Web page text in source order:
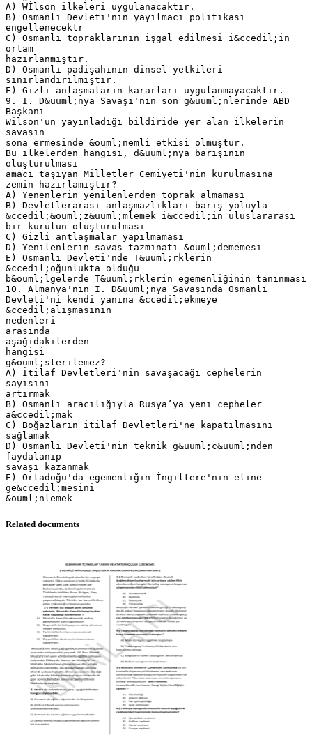
A) Wİlson ilkeleri uygulanacaktır.
B) Osmanlı Devleti'nin yayılmacı politikası
engellenecektr
C) Osmanlı topraklarının işgal edilmesi i&ccedil;in
ortam
hazırlanmıştır.
D) Osmanlı padişahının dinsel yetkileri
sınırlandırılmıştır.
E) Gizli anlaşmaların kararları uygulanmayacaktır.
9. I. D&uuml;nya Savaşı'nın son g&uuml;nlerinde ABD
Başkanı
Wilson'un yayınladığı bildiride yer alan ilkelerin
savaşın
sona ermesinde &ouml;nemli etkisi olmuştur.
Bu ilkelerden hangisi, d&uuml;nya barışının
oluşturulması
amacı taşıyan Milletler Cemiyeti'nin kurulmasına
zemin hazırlamıştır?
A) Yenenlerin yenilenlerden toprak almaması
B) Devletlerarası anlaşmazlıkları barış yoluyla
&ccedil;&ouml;z&uuml;mlemek i&ccedil;in uluslararası
bir kurulun oluşturulması
C) Gizli antlaşmalar yapılmaması
D) Yenilenlerin savaş tazminatı &ouml;dememesi
E) Osmanlı Devleti'nde T&uuml;rklerin
&ccedil;oğunlukta olduğu
b&ouml;lgelerde T&uuml;rklerin egemenliğinin tanınması
10. Almanya'nın I. D&uuml;nya Savaşında Osmanlı
Devleti'ni kendi yanına &ccedil;ekmeye
&ccedil;alışmasının
nedenleri
arasında
aşağıdakilerden
hangisi
g&ouml;sterilemez?
A) İtilaf Devletleri'nin savaşacağı cephelerin
sayısını
artırmak
B) Osmanlı aracılığıyla Rusya’ya yeni cepheler
a&ccedil;mak
C) Boğazların itilaf Devletleri'ne kapatılmasını
sağlamak
D) Osmanlı Devleti'nin teknik g&uuml;c&uuml;nden
faydalanıp
savaşı kazanmak
E) Ortadoğu'da egemenliğin İngiltere'nin eline
ge&ccedil;mesini
Related documents